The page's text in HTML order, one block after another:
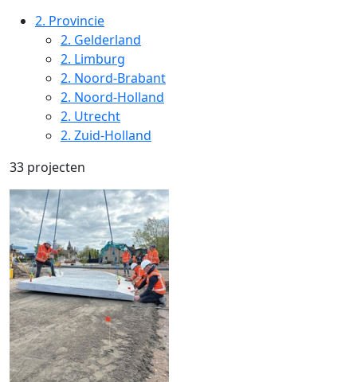
2. Provincie
2. Gelderland
2. Limburg
2. Noord-Brabant
2. Noord-Holland
2. Utrecht
2. Zuid-Holland
33 projecten